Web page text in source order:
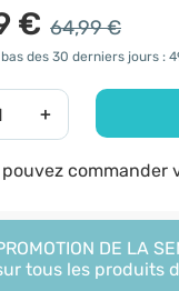
€ 64,99 €
des 30 derniers jours :
+
commander
DE LA
tous les produits